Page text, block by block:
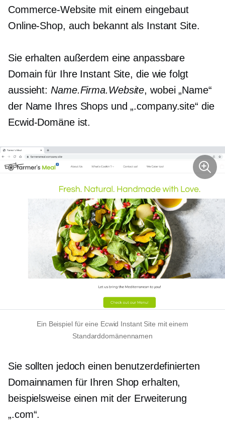
Commerce-Website mit einemeingebaut
Online-Shop, auch bekannt als Instant Site.
Sie erhalten außerdem eine anpassbare
Domain für Ihre Instant Site, die wie folgt
aussieht:Name.Firma.Website, wobei „Name“
der Name Ihres Shops und „.company.site“ die
Ecwid-Domäne ist.
Ein Beispiel für eine Ecwid Instant Site mit einem
Standarddomänennamen
Sie sollten jedoch einen benutzerdefinierten
Domainnamen für Ihren Shop erhalten,
beispielsweise einen mit der Erweiterung
„.com“.